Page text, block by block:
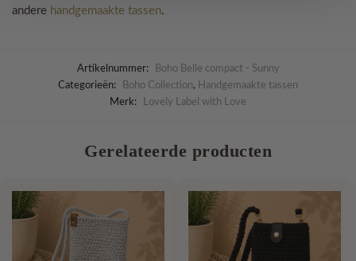
andere handgemaakte tassen.
Artikelnummer:
Boho Belle compact - Sunny
Categorieën:
Boho Collection, Handgemaakte tassen
Merk:
Lovely Label with Love
Gerelateerde producten